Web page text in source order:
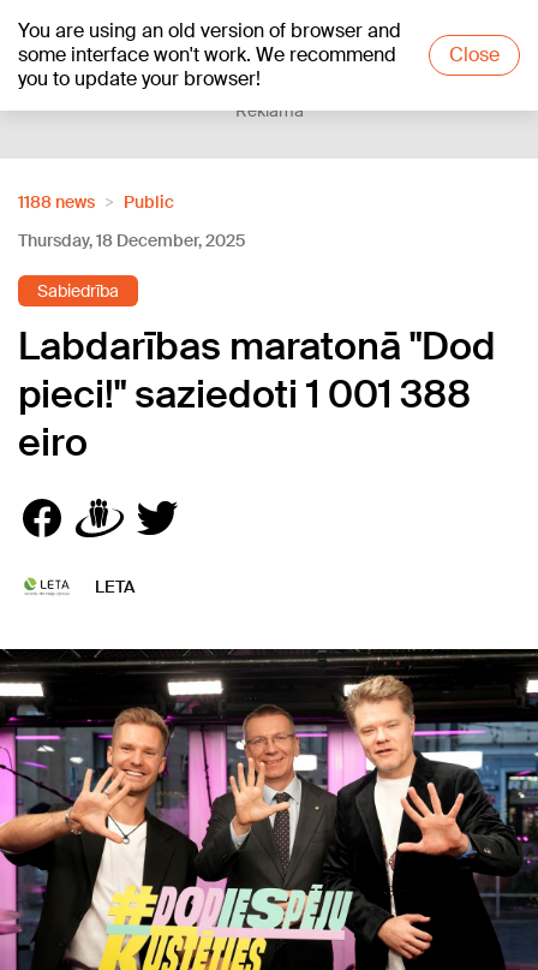
You are using an old version of browser and
some interface won't work. We recommend
you to update your browser!
Close
+12°C
Reklāma
1188 news
Public
Thursday, 18 December, 2025
Sabiedrība
Labdarības maratonā "Dod
pieci!" saziedoti 1 001 388
eiro
LETA